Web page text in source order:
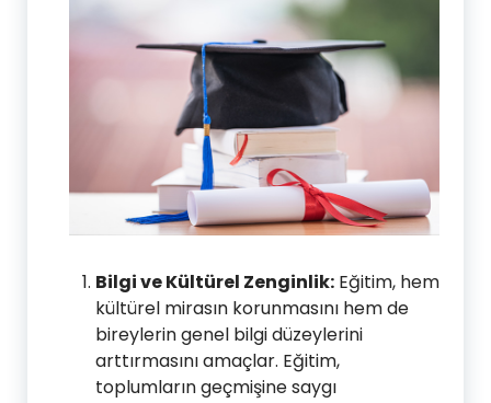
Bilgi ve Kültürel Zenginlik: Eğitim, hem
kültürel mirasın korunmasını hem de
bireylerin genel bilgi düzeylerini
arttırmasını amaçlar. Eğitim,
toplumların geçmişine saygı